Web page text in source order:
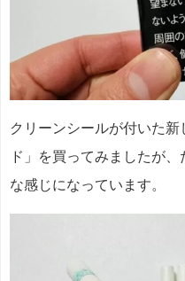
クリーンシールが付いた
ド」を買ってみましたが
な感じになっています。